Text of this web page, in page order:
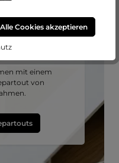
mit einem
von
Alle Cookies akzeptieren